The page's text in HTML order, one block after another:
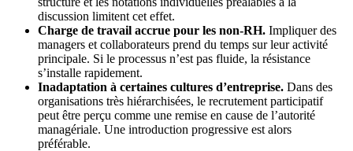
discussion limitent cet effet.
Charge de travail accrue pour les non-RH. Impliquer des
managers et collaborateurs prend du temps sur leur activité
principale. Si le processus n’est pas fluide, la résistance
s’installe rapidement.
Inadaptation à certaines cultures d’entreprise. Dans des
organisations très hiérarchisées, le recrutement participatif
peut être perçu comme une remise en cause de l’autorité
managériale. Une introduction progressive est alors
préférable.